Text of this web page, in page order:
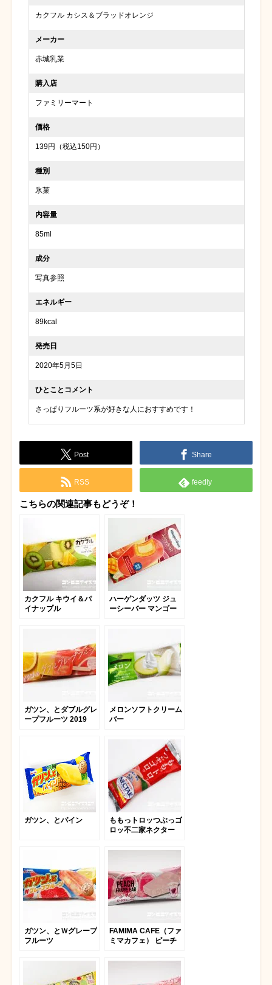
カクフル カシス＆ブラッドオレンジ
メーカー
赤城乳業
購入店
ファミリーマート
価格
139円（税込150円）
種別
氷菓
内容量
85ml
成分
写真参照
エネルギー
89kcal
発売日
2020年5月5日
ひとことコメント
さっぱりフルーツ系が好きな人におすすめです！
Post Share
RSS feedly
こちらの関連記事もどうぞ！
カクフル キウイ＆パ
イナップル
ハーゲンダッツ ジュ
ーシーバー マンゴー
ガツン、とダブルグレ
ープフルーツ 2019
メロンソフトクリーム
バー
ガツン、とパイン
ももっトロッつぶっゴ
ロッ不二家ネクター
ガツン、とＷグレープ
フルーツ
FAMIMA CAFE（ファ
ミマカフェ） ピーチ